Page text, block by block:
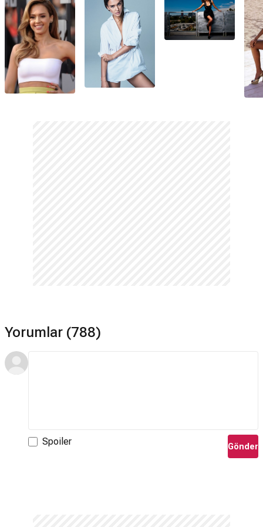
Yorumlar (788)
Spoiler Gönder